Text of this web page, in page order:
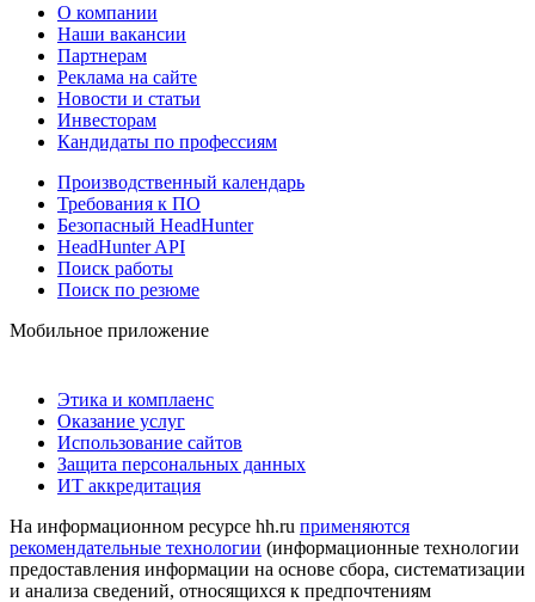
О компании
Наши вакансии
Партнерам
Реклама на сайте
Новости и статьи
Инвесторам
Кандидаты по профессиям
Производственный календарь
Требования к ПО
Безопасный HeadHunter
HeadHunter API
Поиск работы
Поиск по резюме
Мобильное приложение
Этика и комплаенс
Оказание услуг
Использование сайтов
Защита персональных данных
ИТ аккредитация
На информационном ресурсе hh.ru применяются
рекомендательные технологии (информационные технологии
предоставления информации на основе сбора, систематизации
и анализа сведений, относящихся к предпочтениям